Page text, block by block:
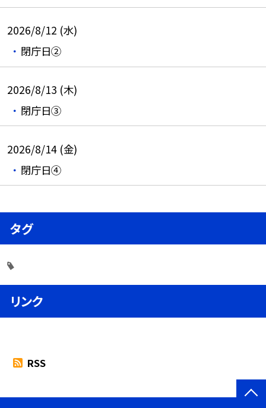
2026/8/12 (水)
閉庁日②
2026/8/13 (木)
閉庁日③
2026/8/14 (金)
閉庁日④
タグ
リンク
RSS